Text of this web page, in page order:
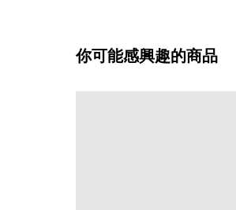
你可能感興趣的商品